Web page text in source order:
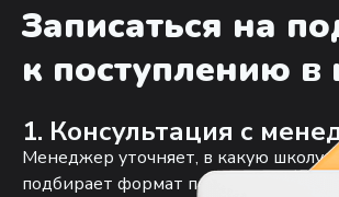
Записаться на
к поступлению в
1. Консультация с
Менеджер уточняет, в какую школу и
подбирает формат подготовки.